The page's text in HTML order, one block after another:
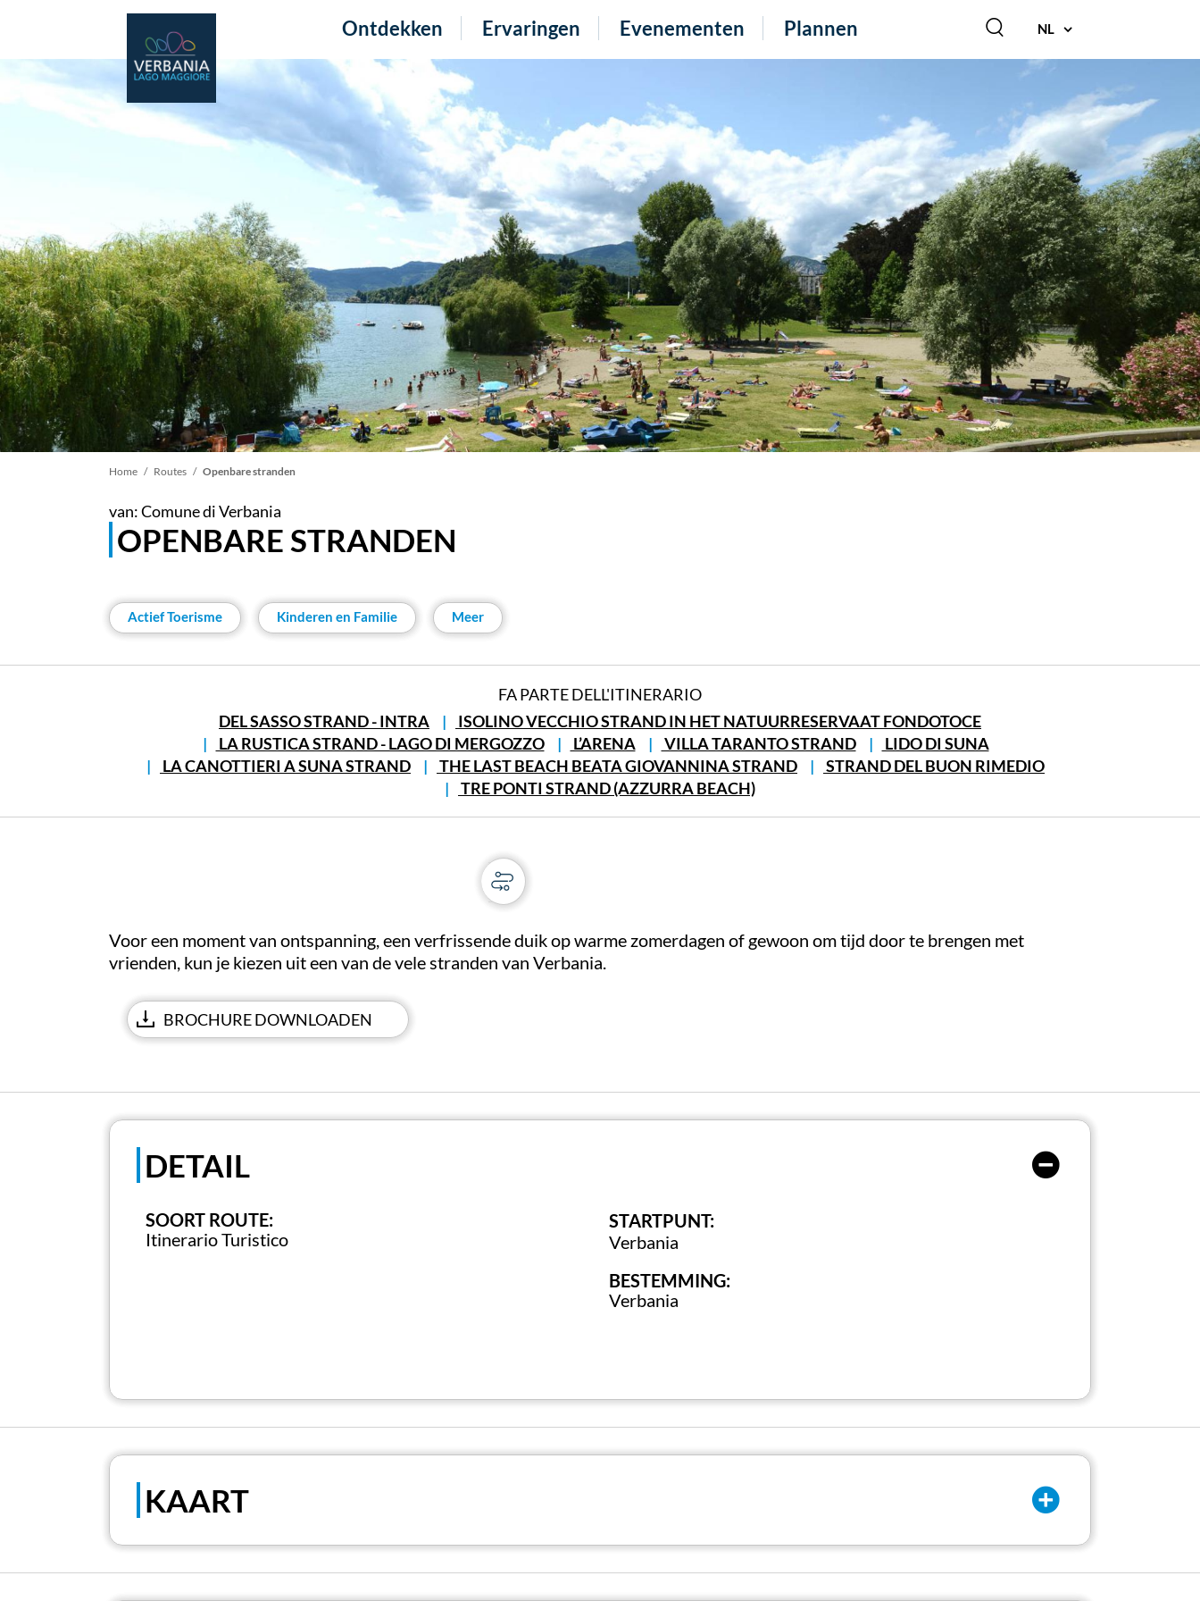
Ontdekken Ervaringen Evenementen Plannen NL
Kruimelpad
Home Routes Openbare stranden
van: Comune di Verbania
OPENBARE STRANDEN
Actief Toerisme Kinderen en Familie Meer
FA PARTE DELL'ITINERARIO
DEL SASSO STRAND - INTRA
ISOLINO VECCHIO STRAND IN HET NATUURRESERVAAT FONDOTOCE
LA RUSTICA STRAND - LAGO DI MERGOZZO
L’ARENA VILLA TARANTO STRAND
LIDO DI SUNA
LA CANOTTIERI A SUNA STRAND
THE LAST BEACH BEATA GIOVANNINA STRAND
STRAND DEL BUON RIMEDIO
TRE PONTI STRAND (AZZURRA BEACH)
Voor een moment van ontspanning, een verfrissende duik op warme zomerdagen of gewoon om tijd door te brengen met
vrienden, kun je kiezen uit een van de vele stranden van Verbania.
BROCHURE DOWNLOADEN
DETAIL
SOORT ROUTE:
Itinerario Turistico
STARTPUNT:
Verbania
BESTEMMING:
Verbania
KAART